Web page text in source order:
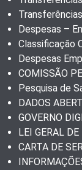
Despesas –
Classificação
Despesas
COMISSÃO
Pesquisa de
DADOS
GOVERNO
LEI GERAL
CARTA DE